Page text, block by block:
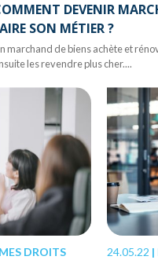
DEVENIR
SON MÉTIER ?
marchand de biens achète et
les revendre plus cher....
DROITS 24.05.22 |